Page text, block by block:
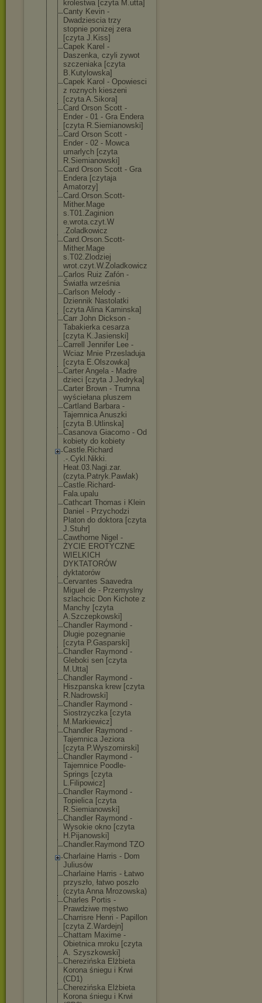
krolestwa [czyta M.utta]
Canty Kevin -
Dwadziescia trzy
stopnie ponizej zera
[czyta J.Kiss]
Capek Karel -
Daszenka, czyli zywot
szczeniaka [czyta
B.Kutylowska]
Capek Karol - Opowiesci
z roznych kieszeni
[czyta A.Sikora]
Card Orson Scott -
Ender - 01 - Gra Endera
[czyta R.Siemianowski]
Card Orson Scott -
Ender - 02 - Mowca
umarlych [czyta
R.Siemianowski]
Card Orson Scott - Gra
Endera [czytaja
Amatorzy]
Card.Orson.Scott-
Mither.Mage
s.T01.Zaginion
e.wrota.czyt.W
.Zoladkowicz
Card.Orson.Scott-
Mither.Mage
s.T02.Zlodziej
wrot.czyt.W.Zo ladkowicz
Carlos Ruiz Zafón -
Światła września
Carlson Melody -
Dziennik Nastolatki
[czyta Alina Kaminska]
Carr John Dickson -
Tabakierka cesarza
[czyta K.Jasienski]
Carrell Jennifer Lee -
Wciaz Mnie Przesladuja
[czyta E.Olszowka]
Carter Angela - Madre
dzieci [czyta J.Jedryka]
Carter Brown - Trumna
wyściełana pluszem
Cartland Barbara -
Tajemnica Anuszki
[czyta B.Utlinska]
Casanova Giacomo - Od
kobiety do kobiety
Castle.Richard
.-.Cykl.Nikki.
Heat.03.Nagi.zar.
(czyta.Patryk.Pawlak)
Castle.Richard-
Fala.upalu
Cathcart Thomas i Klein
Daniel - Przychodzi
Platon do doktora [czyta
J.Stuhr]
Cawthorne Nigel -
ŻYCIE EROTYCZNE
WIELKICH
DYKTATORÓW
dyktatorów
Cervantes Saavedra
Miguel de - Przemyslny
szlachcic Don Kichote z
Manchy [czyta
A.Szczepkowski]
Chandler Raymond -
Dlugie pozegnanie
[czyta P.Gasparski]
Chandler Raymond -
Gleboki sen [czyta
M.Utta]
Chandler Raymond -
Hiszpanska krew [czyta
R.Nadrowski]
Chandler Raymond -
Siostrzyczka [czyta
M.Markiewicz]
Chandler Raymond -
Tajemnica Jeziora
[czyta P.Wyszomirski]
Chandler Raymond -
Tajemnice Poodle-
Springs [czyta
L.Filipowicz]
Chandler Raymond -
Topielica [czyta
R.Siemianowski]
Chandler Raymond -
Wysokie okno [czyta
H.Pijanowski]
Chandler.Raymond TZO
Charlaine Harris - Dom
Juliusów
Charlaine Harris - Łatwo
przyszło, łatwo poszło
(czyta Anna Mrozowska)
Charles Portis -
Prawdziwe męstwo
Charrisre Henri - Papillon
[czyta Z.Wardejn]
Chattam Maxime -
Obietnica mroku [czyta
A. Szyszkowski]
Cherezińska Elżbieta
Korona śniegu i Krwi
(CD1)
Cherezińska Elżbieta
Korona śniegu i Krwi